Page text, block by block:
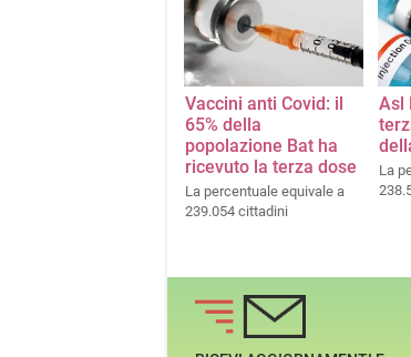
Vaccini anti Covid: il
65% della
popolazione Bat ha
ricevuto la terza dose
La percentuale equivale a
239.054 cittadini
Asl
La